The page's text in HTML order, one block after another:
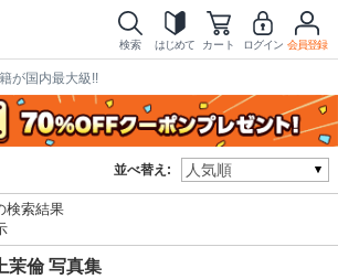
検索 はじめて カート ログイン 会員登録
が国内最大級!!
並べ替え:
検索結果
茉倫 写真集